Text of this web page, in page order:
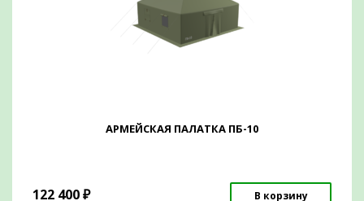
АРМЕЙСКАЯ ПАЛАТКА ПБ-10
122 400₽ В корзину